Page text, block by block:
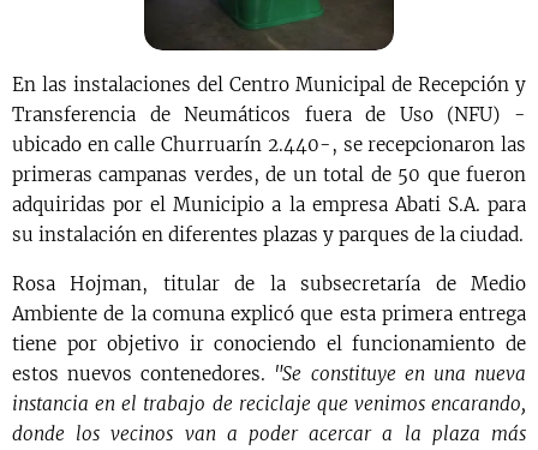
En las instalaciones del Centro Municipal de Recepción y
Transferencia de Neumáticos fuera de Uso (NFU) -
ubicado en calle Churruarín 2.440-, se recepcionaron las
primeras campanas verdes, de un total de 50 que fueron
adquiridas por el Municipio a la empresa Abati S.A. para
su instalación en diferentes plazas y parques de la ciudad.
Rosa Hojman, titular de la subsecretaría de Medio
Ambiente de la comuna explicó que esta primera entrega
tiene por objetivo ir conociendo el funcionamiento de
estos nuevos contenedores. "Se constituye en una nueva
instancia en el trabajo de reciclaje que venimos encarando,
donde los vecinos van a poder acercar a la plaza más